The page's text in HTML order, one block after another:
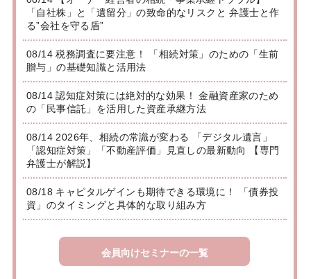
「自社株」と「遺留分」の致命的なリスクと 弁護士と作
る”会社を守る盾”
08/14 税務調査に要注意！ 「相続対策」のための「生前
贈与」の基礎知識と活用法
08/14 認知症対策には絶対的な効果！ 金融資産家のため
の「民事信託」を活用した資産承継方法
08/14 2026年、相続の常識が変わる 「デジタル遺言」
「認知症対策」「不動産評価」見直しの最新動向 【専門
弁護士が解説】
08/18 キャピタルゲインも期待できる環境に！ 「債券投
資」のタイミングと具体的な取り組み方
会員向けセミナーの一覧